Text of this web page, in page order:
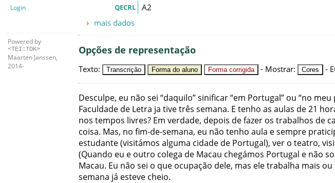
Login
Powered by
<TEI:TOK>
Maarten Janssen,
2014-
QECRL
A2
mais dados
Opções de representação
Texto: Transcrição Forma do aluno Forma corrigida - Mostrar: Cores -
Desculpe, eu não sei “daquilo”sinificar“em Portugal” ou “no meu
Faculdade de Letra ja tivetrês semana. E tenho as aulas de21
nos tempos livres? Em verdade, depois defazer os trabalhos de
coisa. Mas, no fim-de-semana, eu não tenho aula esempre
estudante(visitámos alguma cidade de Portugal), ver o teatro,
(Quando eu e outro colega de Macau chegámos Portugal e não
Macau. Eu não sei o que ocupação dele, mas eletrabalha mais ou
semana já esteve cheio.